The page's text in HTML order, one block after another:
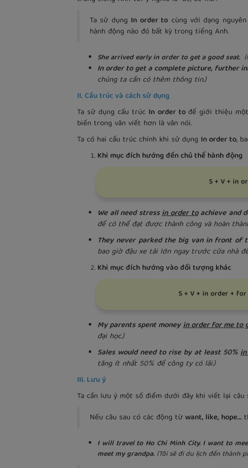
Ta sử dụng In order to cùng với dạng
hành động nào đó bất kỳ trong tiếng Anh.
She arrived early in order to get a good seat.
In order to get a complete picture, further
chúng ta cần có thêm thông tin.)
II. Cấu trúc và cách sử dụng
Ta sử dụng cấu trúc In order tođể giới thiệu
biến trong văn viết hơn là văn nói.
Ta có hai cấu trúc chính khi sử dụng In order to,
Khi mục đích hướng đến chủ thể hành động
S + V + in
We all need stressin order toachieve and
để có thể đạt được thành công và hoàn
They never parked the big van in front of
bao giờ đậu xe tải lớn ngay trước cửa nhà
Khi mục đích hướng vào đối tượng khác
S + V + in order +
My parents spent moneyin order for me to
đại học.)
Sales would need to rise by at least 50%
tăng ít nhất 50% để công ty có lãi.)
III. Lưu ý
Ta cần lưu ý một số điểm dưới đây khi viết lại
Nếu câu sau có các động từwant, like, hope…
I will travel to Ho Chi Minh City. I want to
meet my grandpa. (Tôi sẽ đi du lịch đến thành